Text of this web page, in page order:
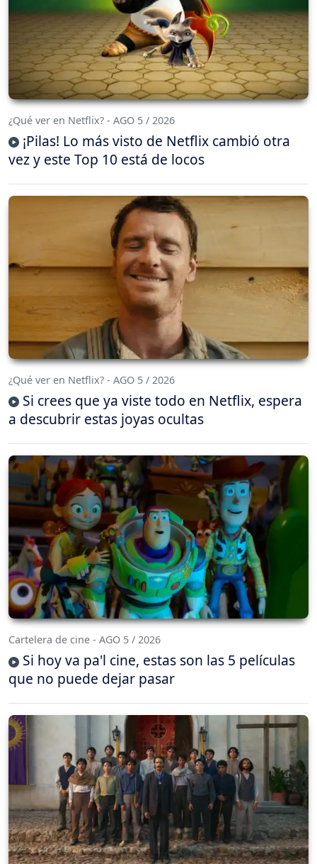
¿Qué ver en Netflix? - AGO 5 / 2026
¡Pilas! Lo más visto de Netflix cambió otra
vez y este Top 10 está de locos
¿Qué ver en Netflix? - AGO 5 / 2026
Si crees que ya viste todo en Netflix, espera
a descubrir estas joyas ocultas
Cartelera de cine - AGO 5 / 2026
Si hoy va pa'l cine, estas son las 5 películas
que no puede dejar pasar